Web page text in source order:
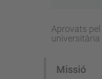
Aprovats
universitària
Missió